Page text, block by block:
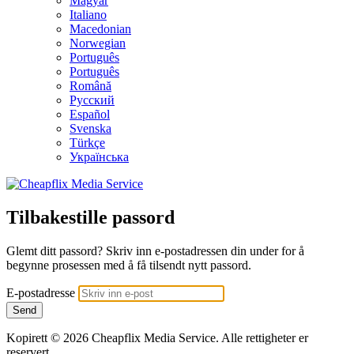
Italiano
Macedonian
Norwegian
Português
Português
Română
Русский
Español
Svenska
Türkçe
Українська
Tilbakestille passord
Glemt ditt passord? Skriv inn e-postadressen din under for å
begynne prosessen med å få tilsendt nytt passord.
E-postadresse
Send
Kopirett © 2026 Cheapflix Media Service. Alle rettigheter er